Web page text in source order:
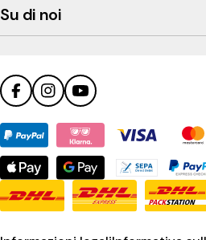
Su di noi
profile
FacebookInstagramYouTube
Metodi
di
pagamento